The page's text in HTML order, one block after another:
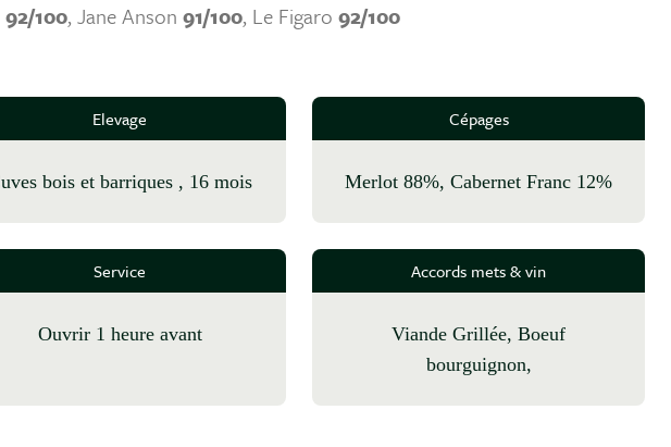
92/100, Jane Anson 91/100, Le Figaro 92/100
Elevage
cuves bois et barriques , 16 mois
Cépages
Merlot 88%, Cabernet Franc 12%
Service
Ouvrir 1 heure avant
Accords mets & vin
Viande Grillée, Boeuf
bourguignon,